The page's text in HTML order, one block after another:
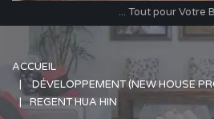
... Tout pour Votre
ACCUEIL
DÉVELOPPEMENT (NEW HOUSE
REGENT HUA HIN